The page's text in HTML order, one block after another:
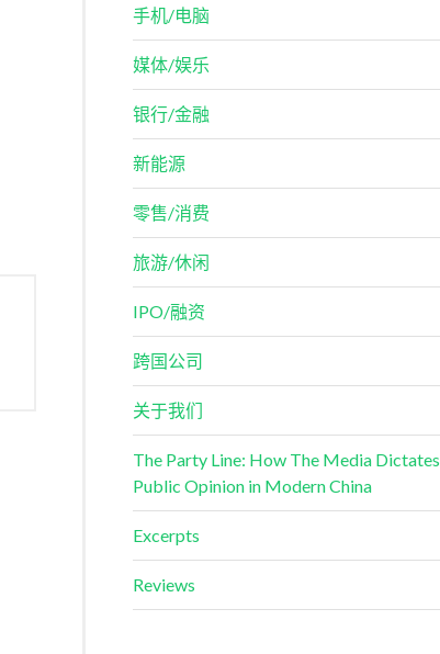
手机/电脑
媒体/娱乐
银行/金融
新能源
零售/消费
旅游/休闲
IPO/融资
跨国公司
关于我们
The Party Line: How The Media Dictates
Public Opinion in Modern China
Excerpts
Reviews